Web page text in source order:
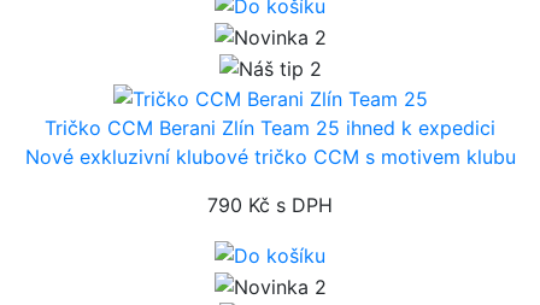
Tričko CCM Berani Zlín Team 25 ihned k expedici
Nové exkluzivní klubové tričko CCM s motivem klubu
790 Kč s DPH